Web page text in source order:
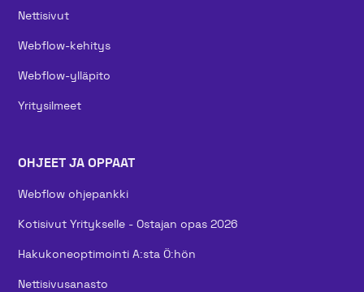
Nettisivut
Webflow-kehitys
Webflow-ylläpito
Yritysilmeet
OHJEET JA OPPAAT
Webflow ohjepankki
Kotisivut Yritykselle - Ostajan opas 2026
Hakukoneoptimointi A:sta Ö:hön
Nettisivusanasto